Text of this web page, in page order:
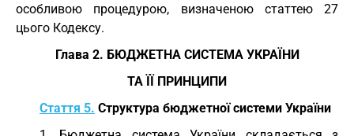
особливою процедурою, визначеною статтею 27
цього Кодексу.
Глава 2. БЮДЖЕТНА СИСТЕМА УКРАЇНИ
ТА ЇЇ ПРИНЦИПИ
Стаття 5. Структура бюджетної системи України